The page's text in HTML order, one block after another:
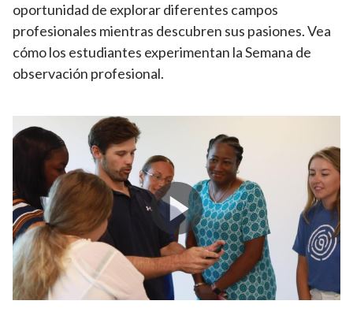
oportunidad de explorar diferentes campos
profesionales mientras descubren sus pasiones. Vea
cómo los estudiantes experimentan la Semana de
observación profesional.